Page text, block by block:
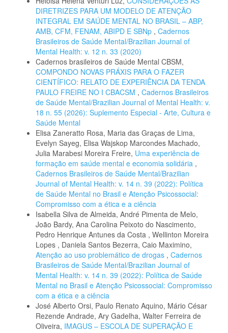
DIRETRIZES PARA UM MODELO DE ATENÇÃO
INTEGRAL EM SAÚDE MENTAL NO BRASIL – ABP,
AMB, CFM, FENAM, ABIPD E SBNp , Cadernos
Brasileiros de Saúde Mental/Brazilian Journal of
Mental Health: v. 12 n. 33 (2020)
Cadernos brasileiros de Saúde Mental CBSM,
COMPONDO NOVAS PRÁXIS PARA O FAZER
CIENTÍFICO: RELATO DE EXPERIÊNCIA DA TENDA
PAULO FREIRE NO I CBACSM , Cadernos Brasileiros
de Saúde Mental/Brazilian Journal of Mental Health: v.
18 n. 55 (2026): Suplemento Especial - Arte, Cultura e
Saúde Mental
Elisa Zaneratto Rosa, Maria das Graças de Lima,
Evelyn Sayeg, Elisa Wajskop Marcondes Machado,
Julia Marabesi Moreira Freire, Uma experiência de
formação em saúde mental e economia solidária ,
Cadernos Brasileiros de Saúde Mental/Brazilian
Journal of Mental Health: v. 14 n. 39 (2022): Política
de Saúde Mental no Brasil e Atenção Psicossocial:
Compromisso com a ética e a ciência
Isabella Silva de Almeida, André Pimenta de Melo,
João Bardy, Ana Carolina Peixoto do Nascimento,
Pedro Henrique Antunes da Costa , Wellinton Moreira
Lopes , Daniela Santos Bezerra, Caio Maximino,
Atenção ao uso problemático de drogas , Cadernos
Brasileiros de Saúde Mental/Brazilian Journal of
Mental Health: v. 14 n. 39 (2022): Política de Saúde
Mental no Brasil e Atenção Psicossocial: Compromisso
com a ética e a ciência
José Alberto Orsi, Paulo Renato Aquino, Mário César
Rezende Andrade, Ary Gadelha, Walter Ferreira de
Oliveira, IMAGUS – ESCOLA DE SUPERAÇÃO E